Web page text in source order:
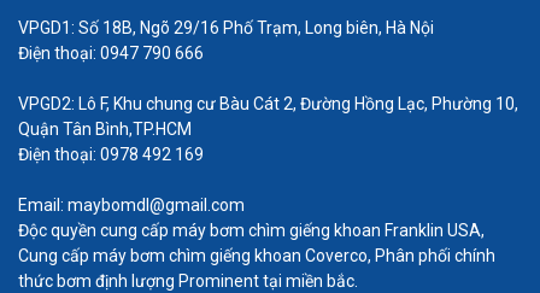
Để lắp đặt máy bơm giếng khoan đúng cách, trước
tiên bạn cần chuẩn bị các công cụ và vật liệu cần
thiết. Sau đó, hãy tuân theo các bước sau đây để
thực hiện quá trình lắp đặt một cách chính xác:
Bước 1: Chuẩn bị
Xác định vị trí lắp đặt máy bơm trong giếng khoan.
Đảm bảo rằng vị trí này phải đủ sâu để đảm bảo
máy bơm hoạt động hiệu quả.
VPGD1: Số 18B, Ngõ 29/16 Phố Trạm, Long biên, Hà Nội
Điện thoại: 0947 790 666
VPGD2: Lô F, Khu chung cư Bàu Cát 2, Đường Hồng Lạc, Phường 10,
Quận Tân Bình,TP.HCM
Điện thoại: 0978 492 169
Email: maybomdl@gmail.com
Độc quyền cung cấp máy bơm chìm giếng khoan Franklin USA,
Cung cấp máy bơm chìm giếng khoan Coverco, Phân phối chính
thức bơm định lượng Prominent tại miền bắc.